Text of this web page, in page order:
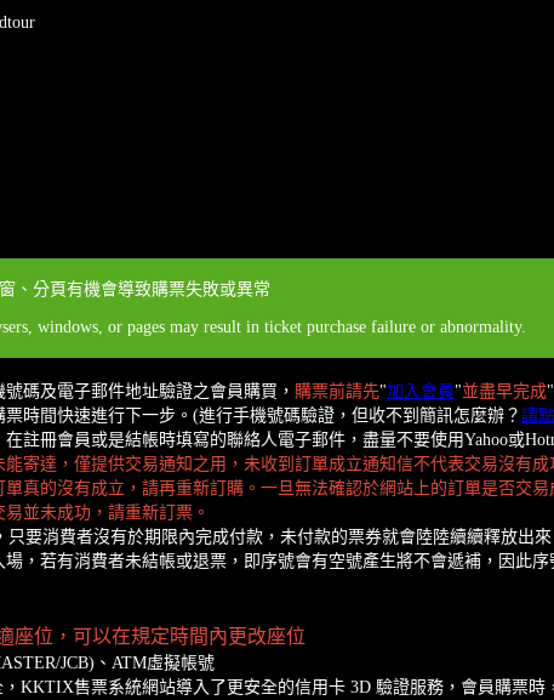
、分頁有機會導致購票失敗或異常
windows, or pages may result in ticket purchase failure or abnormality.
碼及電子郵件地址驗證之會員購買， 購票前請先"加入會員 "並盡早完成"
時間快速進行下一步。(進行手機號碼驗證，但收不到簡訊怎麼辦？ 請
註冊會員或是結帳時填寫的聯絡人電子郵件，盡量不要使用Yahoo或
寄達，僅提供交易通知之用，未收到訂單成立通知信不代表交易沒
真的沒有成立，請再重新訂購。一旦無法確認於網站上的訂單是否交
並未成功，請重新訂票。
要消費者沒有於期限內完成付款，未付款的票券就會陸陸續續釋放出
，若有消費者未結帳或退票，即序號會有空號產生將不會遞補，因此
座位，可以在規定時間內更改座位
JCB)、ATM虛擬帳號
KKTIX售票系統網站導入了更安全的信用卡 3D 驗證服務，會員購票